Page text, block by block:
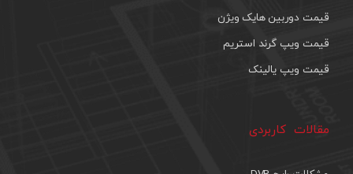
قیمت دوربین هایک ویژن
قیمت ویپ گرند استریم
قیمت ویپ یالینک
مقالات کاربردی